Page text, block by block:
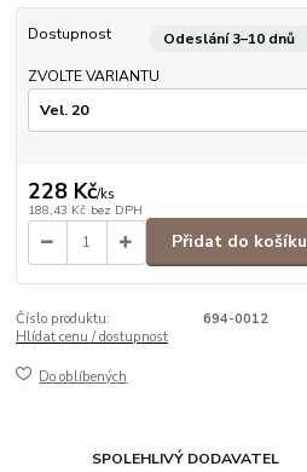
Dostupnost
Odeslání 3–10 dnů
ZVOLTE VARIANTU
228 Kč/ks
188,43 Kč bez DPH
Přidat do košíku
Číslo produktu:
694-0012
Hlídat cenu / dostupnost
Do oblíbených
SPOLEHLIVÝ DODAVATEL